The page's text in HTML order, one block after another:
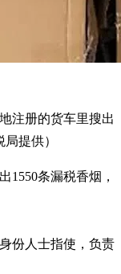
注册的货车里搜出
提供）
1550条漏税香烟，
份人士指使，负责